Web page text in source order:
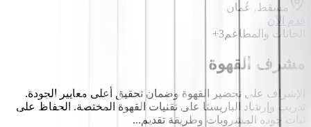
مسقط, عُمان
قدم الآن
الحانات والمطاعم3+
مشرف القهوة
الإشراف على تحضير القهوة وضمان تحقيق أعلى معايير الجودة.
تدريب وإرشاد الباريستا على تقنيات القهوة المختصة. الحفاظ على
ثبات جودة المشروبات وطريقة تقديم...